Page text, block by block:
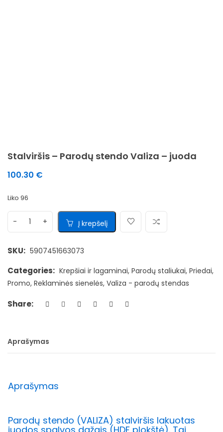
Stalviršis – Parodų stendo Valiza – juoda
100.30 €
Liko 96
Į krepšelį
SKU: 5907451663073
Categories: Krepšiai ir lagaminai, Parodų staliukai, Priedai,
Promo, Reklaminės sienelės, Valiza - parodų stendas
Share:
Aprašymas
Aprašymas
Parodų stendo (VALIZA) stalviršis lakuotas